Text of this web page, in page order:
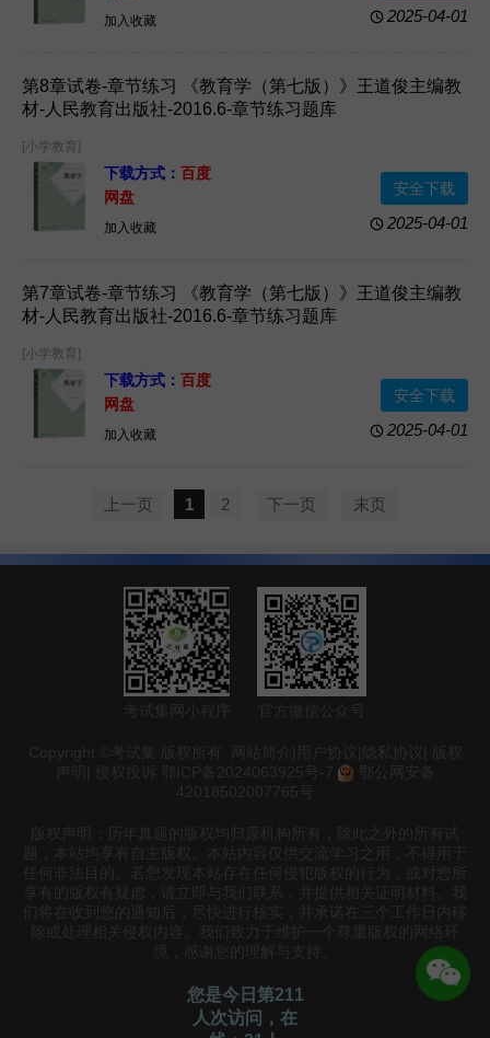
加入收藏 2025-04-01
第8章试卷-章节练习 《教育学（第七版）》王道俊主编教
材-人民教育出版社-2016.6-章节练习题库
[小学教育]
下载方式： 百度
网盘
加入收藏 2025-04-01
安全下载
第7章试卷-章节练习 《教育学（第七版）》王道俊主编教
材-人民教育出版社-2016.6-章节练习题库
[小学教育]
下载方式： 百度
网盘
加入收藏 2025-04-01
安全下载
上一页 1 2 下一页 末页
您是今日第211
人次访问，在